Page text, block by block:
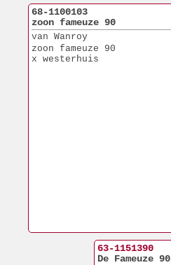
68-1100103
zoon fameuze 90
van Wanroy
zoon fameuze 90
x westerhuis
63-1151390
De Fameuze 90